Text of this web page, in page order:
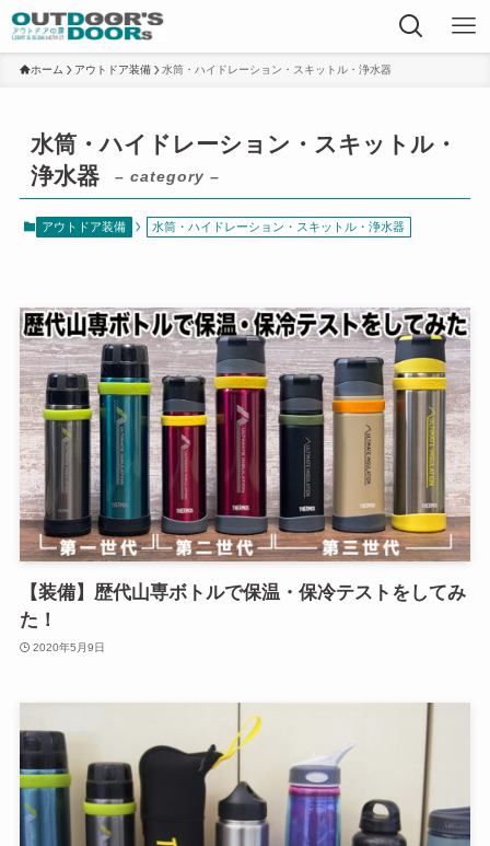
ホーム アウトドア装備 水筒・ハイドレーション・スキットル・浄水器
水筒・ハイドレーション・スキットル・
浄水器
– category –
アウトドア装備 水筒・ハイドレーション・スキットル・浄水器
【装備】歴代山専ボトルで保温・保冷テストをしてみ
た！
2020年5月9日